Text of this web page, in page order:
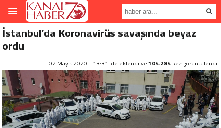
İstanbul’da Koronavirüs savaşında beyaz
ordu
02 Mayıs 2020 - 13:31 'de eklendi ve 104.284 kez görüntülendi.